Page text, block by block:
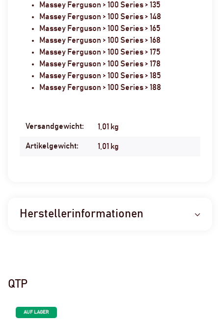
Massey Ferguson > 100 Series > 135
Massey Ferguson > 100 Series > 148
Massey Ferguson > 100 Series > 165
Massey Ferguson > 100 Series > 168
Massey Ferguson > 100 Series > 175
Massey Ferguson > 100 Series > 178
Massey Ferguson > 100 Series > 185
Massey Ferguson > 100 Series > 188
Produkteigenschaft
Wert
Versandgewicht: 1,01 kg
Artikelgewicht: 1,01 kg
Herstellerinformationen
QTP
AUF LAGER